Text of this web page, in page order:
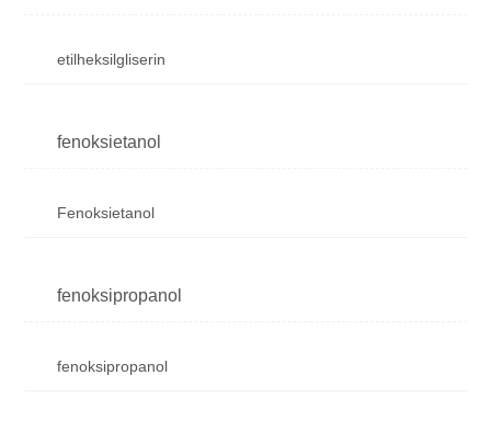
etilheksilgliserin
fenoksietanol
Fenoksietanol
fenoksipropanol
fenoksipropanol